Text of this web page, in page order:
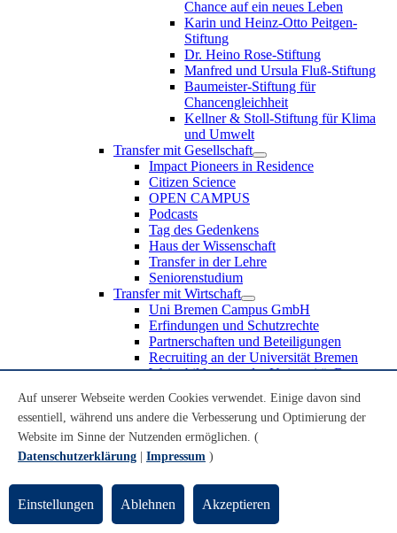
Chance auf ein neues Leben
Karin und Heinz-Otto Peitgen-
Stiftung
Dr. Heino Rose-Stiftung
Manfred und Ursula Fluß-Stiftung
Baumeister-Stiftung für
Chancengleichheit
Kellner & Stoll-Stiftung für Klima
und Umwelt
Transfer mit Gesellschaft
Impact Pioneers in Residence
Citizen Science
OPEN CAMPUS
Podcasts
Tag des Gedenkens
Haus der Wissenschaft
Transfer in der Lehre
Seniorenstudium
Transfer mit Wirtschaft
Uni Bremen Campus GmbH
Erfindungen und Schutzrechte
Partnerschaften und Beteiligungen
Recruiting an der Universität Bremen
Weiterbildung an der Universität Bremen
Schülerinnen und Schüler
MINT-Schnupperstudium
Schulklassen
Lehrkräfte
UniTransfer - Servicestelle für Transferaktivitäten
Transfermagazin der Universität Bremen
Auf unserer Webseite werden Cookies verwendet. Einige davon sind
essentiell, während uns andere die Verbesserung und Optimierung der
Website im Sinne der Nutzenden ermöglichen. (
Datenschutzerklärung
Impressum )
Einstellungen Ablehnen Akzeptieren